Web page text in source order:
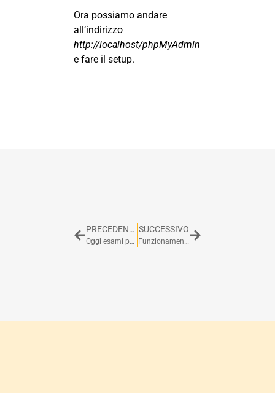
Ora possiamo andare
all’indirizzo
http://localhost/phpMyAdmin
e fare il setup.
PRECEDENTE
Oggi esami per RHCSA e RHCE a Roma. Anche tu sei pronto per diventare un RHCE?
SUCCESSIVO
Funzionamento della posta elettronica e Configurazione di Postfix